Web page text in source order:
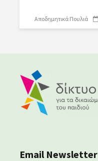
Αποδημητικά Πουλιά
Email Newsletter